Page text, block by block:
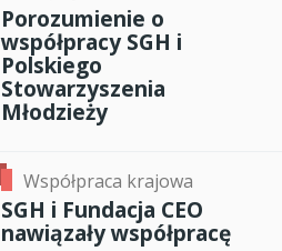
Porozumienie o
współpracy SGH i
Polskiego
Stowarzyszenia
Młodzieży
Współpraca krajowa
SGH i Fundacja CEO
nawiązały współpracę